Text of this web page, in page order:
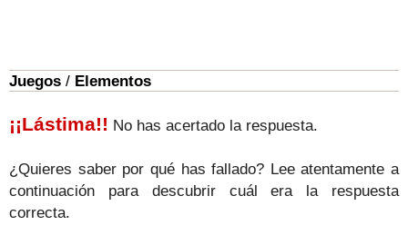
Juegos / Elementos
¡¡Lástima!! No has acertado la respuesta.
¿Quieres saber por qué has fallado? Lee atentamente a
continuación para descubrir cuál era la respuesta
correcta.